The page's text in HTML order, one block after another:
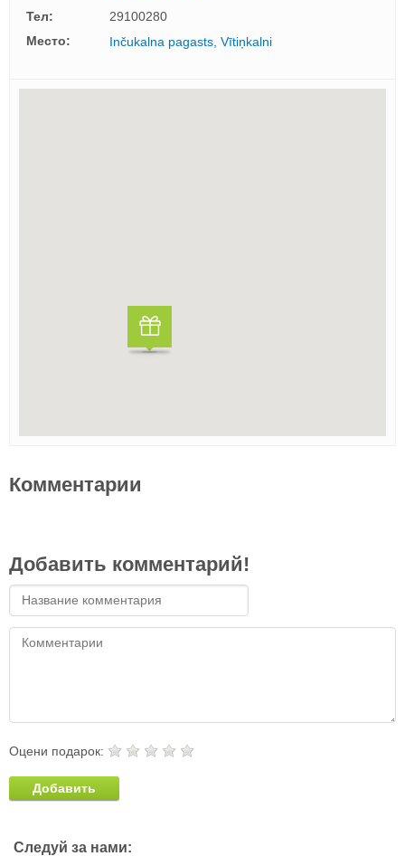
Тел:
29100280
Mесто:
Inčukalna pagasts, Vītiņkalni
Комментарии
Добавить комментарий!
Оцени подарок:
Добавить
Следуй за нами: